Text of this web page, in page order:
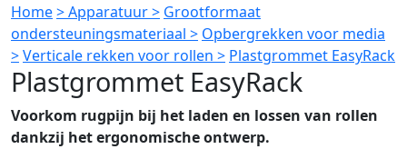
Home> Apparatuur > Grootformaat
ondersteuningsmateriaal > Opbergrekken voor media
>Verticale rekken voor rollen > Plastgrommet EasyRack
Plastgrommet EasyRack
Voorkom rugpijn bij het laden en lossen van rollen
dankzij het ergonomische ontwerp.